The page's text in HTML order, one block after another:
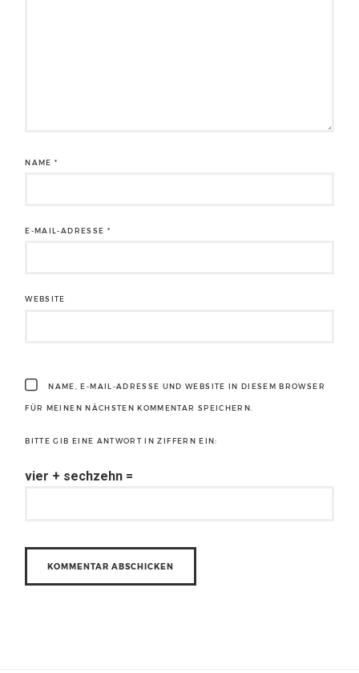
NAME*
E-MAIL-ADRESSE *
WEBSITE
NAME, E-MAIL-ADRESSE UND WEBSITE IN DIESEM BROWSER
FÜR MEINEN NÄCHSTEN KOMMENTAR SPEICHERN.
BITTE GIB EINE ANTWORT IN ZIFFERN EIN:
vier + sechzehn =